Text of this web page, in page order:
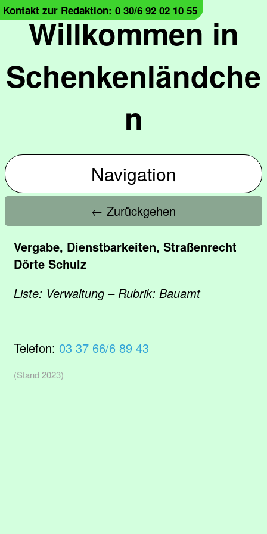
Willkommen in
Schenkenländche
n
Kontakt zur Redaktion: 0 30/6 92 02 10 55
Navigation
← Zurückgehen
Vergabe, Dienstbarkeiten, Straßenrecht
Dörte Schulz
Liste: Verwaltung – Rubrik: Bauamt
Telefon: 03 37 66/6 89 43
(Stand 2023)